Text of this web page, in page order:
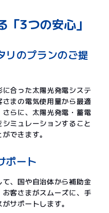
「3つの安心」
リのプランのご提
合った太陽光発電システ
まの電気使用量から最適
らに、太陽光発電・蓄電
ミュレーションすること
できます。
ポート
、国や自治体から補助金
客さまがスムーズに、手
サポートします。